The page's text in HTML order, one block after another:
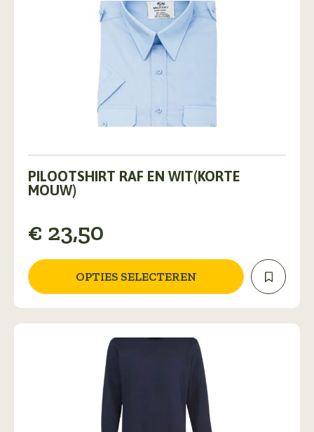
PILOOTSHIRT RAF EN WIT(KORTE
MOUW)
€ 23,50
OPTIES SELECTEREN
product
heeft
Deze
optie
gekozen
worden
op
de